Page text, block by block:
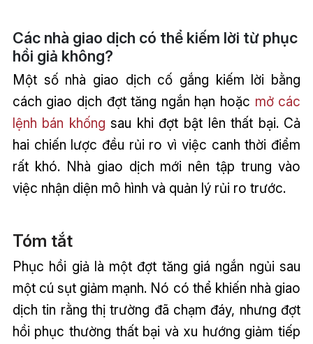
Các nhà giao dịch có thể kiếm lời từ phục
hồi giả không?
Một số nhà giao dịch cố gắng kiếm lời bằng
cách giao dịch đợt tăng ngắn hạn hoặc mở các
lệnh bán khống sau khi đợt bật lên thất bại. Cả
hai chiến lược đều rủi ro vì việc canh thời điểm
rất khó. Nhà giao dịch mới nên tập trung vào
việc nhận diện mô hình và quản lý rủi ro trước.
Tóm tắt
Phục hồi giả là một đợt tăng giá ngắn ngủi sau
một cú sụt giảm mạnh. Nó có thể khiến nhà giao
dịch tin rằng thị trường đã chạm đáy, nhưng đợt
hồi phục thường thất bại và xu hướng giảm tiếp